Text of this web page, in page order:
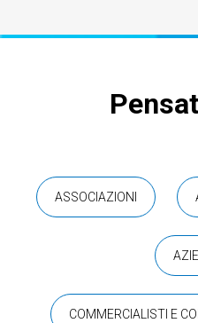
ASSOCIAZIONI
COMMERCIALISTI E